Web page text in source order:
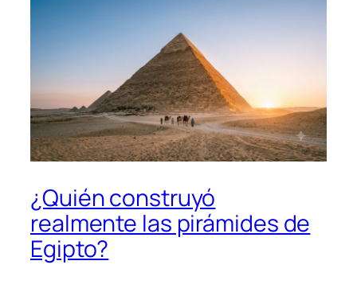
¿Quién construyó
realmente las pirámides de
Egipto?